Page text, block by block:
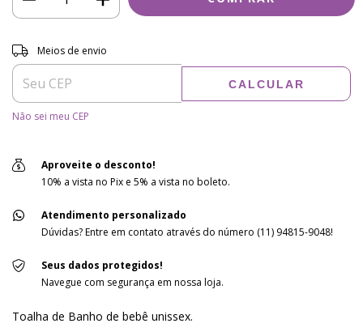
Entregas para o CEP:
Meios de envio
CALCULAR
Não sei meu CEP
Aproveite o desconto!
10% a vista no Pix e 5% a vista no boleto.
Atendimento personalizado
Dúvidas? Entre em contato através do número (11) 94815-9048!
Seus dados protegidos!
Navegue com segurança em nossa loja.
Toalha de Banho de bebê unissex.